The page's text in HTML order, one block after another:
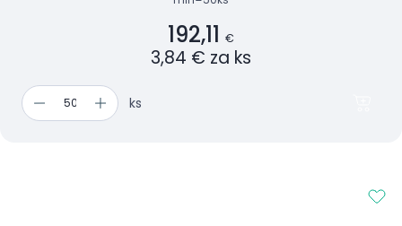
192,11 €
3,84 € za ks
ks